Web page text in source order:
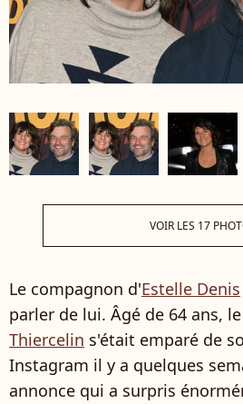
VOIR LES 17
Le compagnon d'Estelle Denis
parler de lui. Âgé de 64 ans,
Thiercelin s'était emparé de
Instagram il y a quelques
annonce qui a surpris